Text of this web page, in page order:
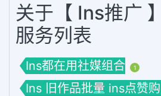
关于【 Ins推广
服务列表
Ins都在用社媒组合 1
Ins 旧作品批量 ins点赞